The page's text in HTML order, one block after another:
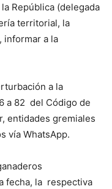
República (delegada
territorial, la
informar a la
a la
a 82 del Código de
entidades gremiales
vía WhatsApp.
fecha, la respectiva